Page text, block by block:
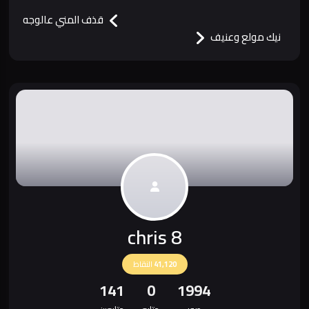
قذف المني عالوجه
نيك مولع وعنيف
chris 8
41,120 النقاط
1994
0
141